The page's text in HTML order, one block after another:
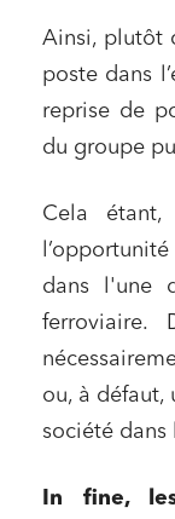
Ainsi, plutôt
poste dans
reprise de
du groupe
Cela
dans l'une
ferroviaire.
ou, à défaut,
société dans
In fine,
Banque
Droit des
J'ai lu et